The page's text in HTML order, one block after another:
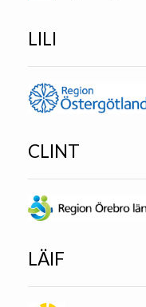
LILI
CLINT
LÄIF